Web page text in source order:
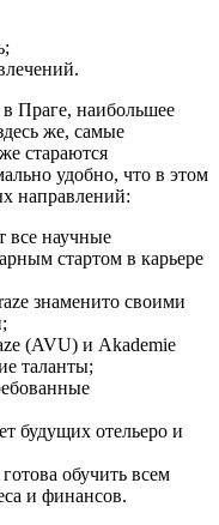
Праге, наибольшее
же, самые
стараются
удобно, что в этом
направлений:
все научные
стартом в карьере
знаменито своими
(AVU) и Akademie
таланты;
будущих отельеро и
обучить всем
и финансов.